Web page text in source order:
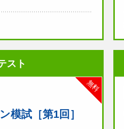
スト
無料
模試［第1回］